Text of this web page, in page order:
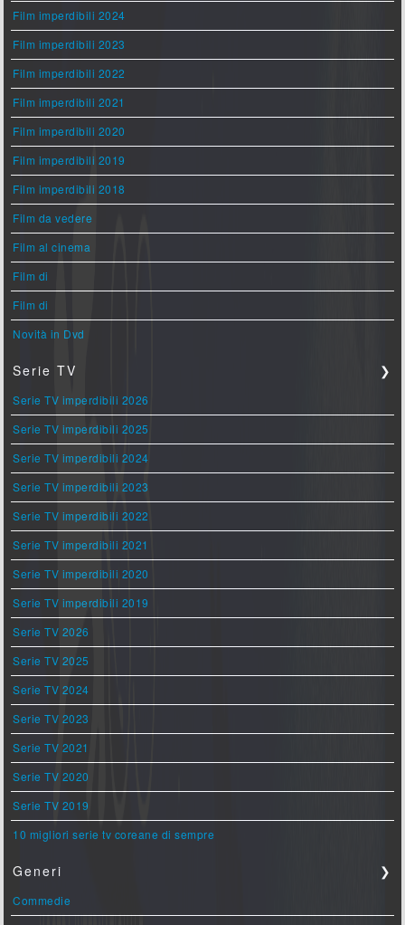
Film imperdibili 2024
Film imperdibili 2023
Film imperdibili 2022
Film imperdibili 2021
Film imperdibili 2020
Film imperdibili 2019
Film imperdibili 2018
Film da vedere
Film al cinema
Film di
Film di
Novità in Dvd
Serie TV ❯
Serie TV imperdibili 2026
Serie TV imperdibili 2025
Serie TV imperdibili 2024
Serie TV imperdibili 2023
Serie TV imperdibili 2022
Serie TV imperdibili 2021
Serie TV imperdibili 2020
Serie TV imperdibili 2019
Serie TV 2026
Serie TV 2025
Serie TV 2024
Serie TV 2023
Serie TV 2021
Serie TV 2020
Serie TV 2019
10 migliori serie tv coreane di sempre
Generi ❯
Commedie